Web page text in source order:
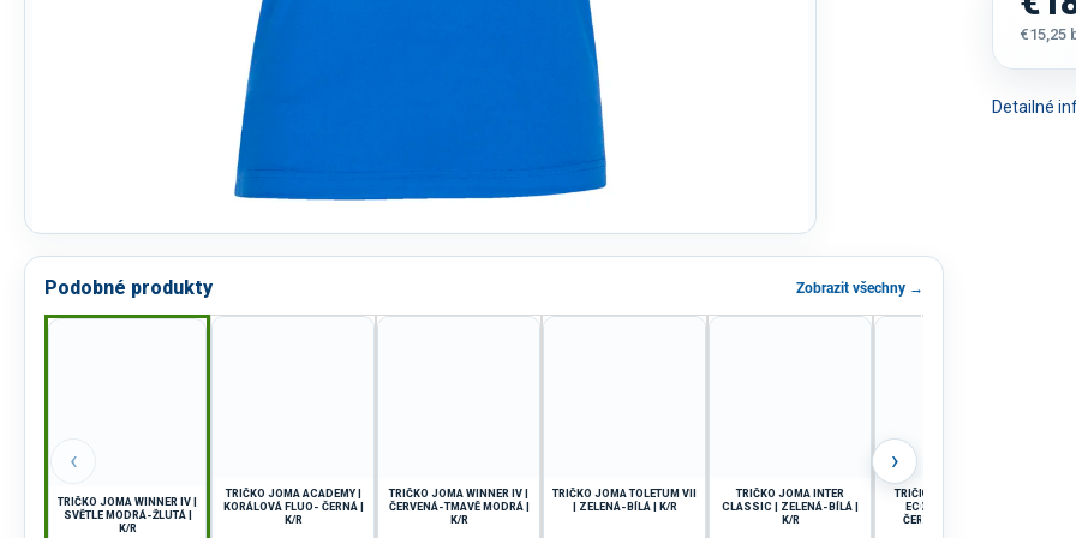
Podobné produkty Zobrazit všechny →
‹
TRIČKO JOMA WINNER IV |
SVĚTLE MODRÁ-ŽLUTÁ |
K/R
TRIČKO JOMA ACADEMY |
KORÁLOVÁ FLUO- ČERNÁ |
K/R
TRIČKO JOMA WINNER IV |
ČERVENÁ-TMAVĚ MODRÁ |
K/R
TRIČKO JOMA TOLETUM VII
| ZELENÁ-BÍLÁ | K/R
TRIČKO JOMA INTER
CLASSIC | ZELENÁ-BÍLÁ |
K/R
TRIČKO DÁMSKÉ JOMA
ECO SUPERNOVA |
ČERVENÁ-BÍLÁ | K/R
›
Detailné
€15,25